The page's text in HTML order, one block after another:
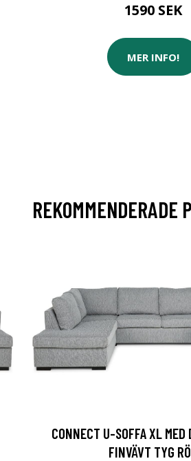
1590 SEK
MER INFO!
REKOMMENDERADE
CONNECT U-SOFFA XL MED
FINVÄVT TYG